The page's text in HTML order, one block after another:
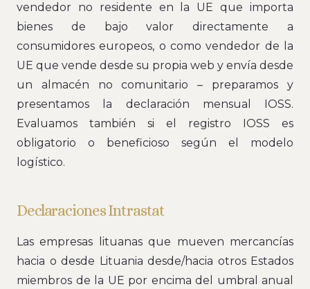
vendedor no residente en la UE que importa
bienes de bajo valor directamente a
consumidores europeos, o como vendedor de la
UE que vende desde su propia web y envía desde
un almacén no comunitario – preparamos y
presentamos la declaración mensual IOSS.
Evaluamos también si el registro IOSS es
obligatorio o beneficioso según el modelo
logístico.
Declaraciones Intrastat
Las empresas lituanas que mueven mercancías
hacia o desde Lituania desde/hacia otros Estados
miembros de la UE por encima del umbral anual